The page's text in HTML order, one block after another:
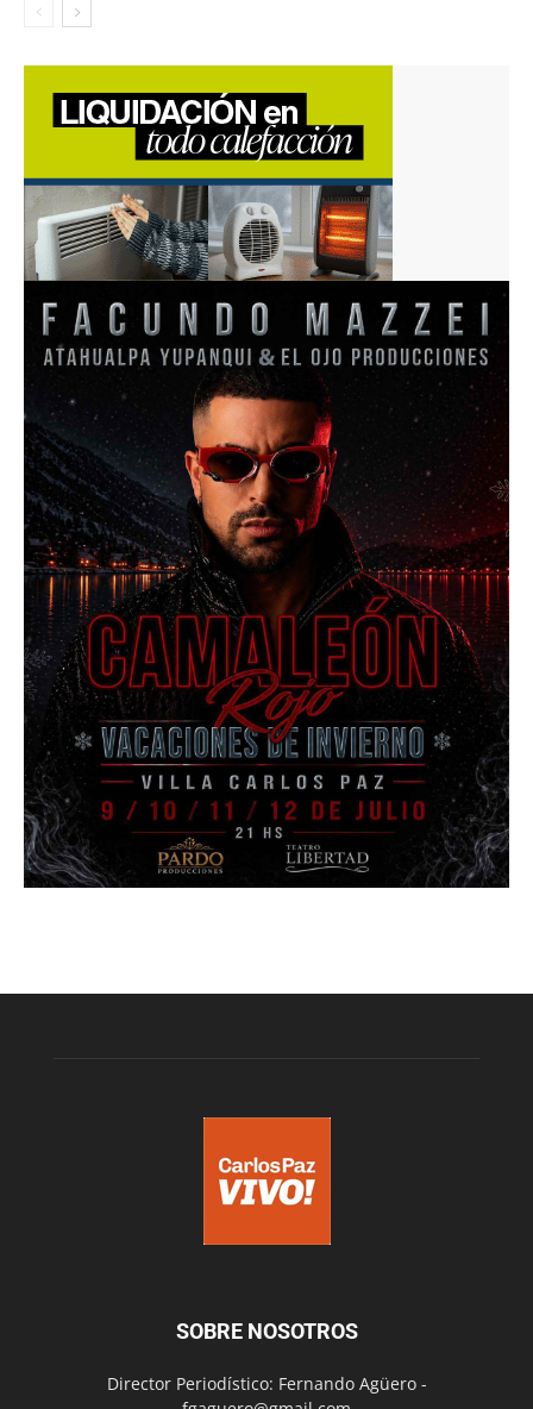
SOBRE NOSOTROS
Director Periodístico: Fernando Agüero -